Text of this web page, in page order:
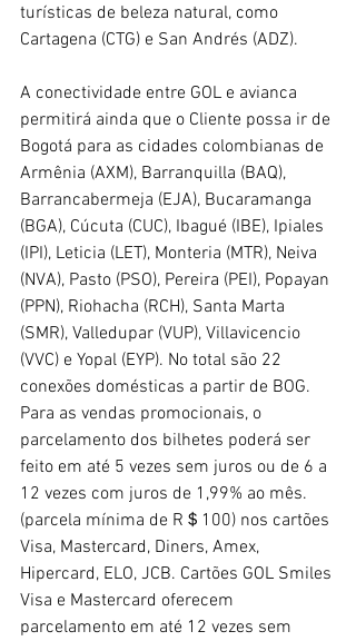
turísticas de beleza natural, como
Cartagena (CTG) e San Andrés (ADZ).
A conectividade entre GOL e avianca
permitirá ainda que o Cliente possa ir de
Bogotá para as cidades colombianas de
Armênia (AXM), Barranquilla (BAQ),
Barrancabermeja (EJA), Bucaramanga
(BGA), Cúcuta (CUC), Ibagué (IBE), Ipiales
(IPI), Leticia (LET), Monteria (MTR), Neiva
(NVA), Pasto (PSO), Pereira (PEI), Popayan
(PPN), Riohacha (RCH), Santa Marta
(SMR), Valledupar (VUP), Villavicencio
(VVC) e Yopal (EYP). No total são 22
conexões domésticas a partir de BOG.
Para as vendas promocionais, o
parcelamento dos bilhetes poderá ser
feito em até 5 vezes sem juros ou de 6 a
12 vezes com juros de 1,99% ao mês.
(parcela mínima de R＄100) nos cartões
Visa, Mastercard, Diners, Amex,
Hipercard, ELO, JCB. Cartões GOL Smiles
Visa e Mastercard oferecem
parcelamento em até 12 vezes sem